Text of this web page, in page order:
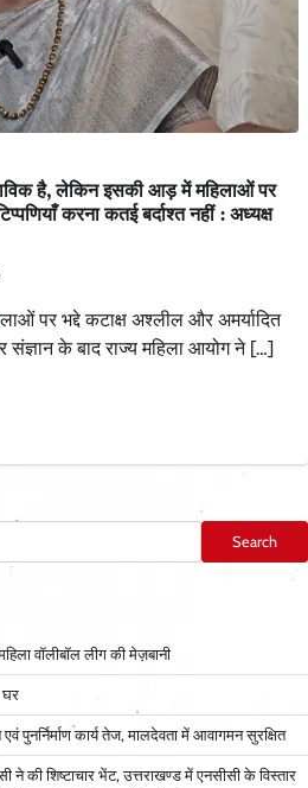
है, लेकिन इसकी आड़ में महिलाओं पर
करना कतई बर्दाश्त नहीं : अध्यक्ष
पर भद्दे कटाक्ष अश्लील और अमर्यादित
के बाद राज्य महिला आयोग ने […]
Search
वॉलीबॉल लीग की मेज़बानी
घर
पुनर्निर्माण कार्य तेज, मालदेवता में आवागमन सुरक्षित
ने की शिष्टाचार भेंट, उत्तराखण्ड में एनसीसी के विस्तार